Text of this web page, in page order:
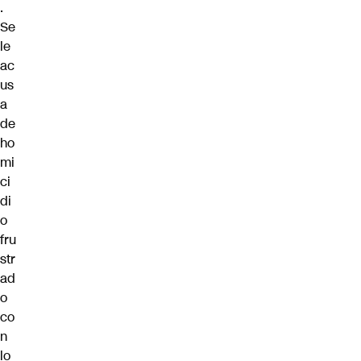
.
Se
le
ac
us
a
de
ho
mi
ci
di
o
fru
str
ad
o
co
n
lo